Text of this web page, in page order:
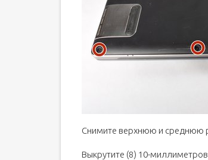
Снимите верхнюю и среднюю
Выкрутите (8) 10-